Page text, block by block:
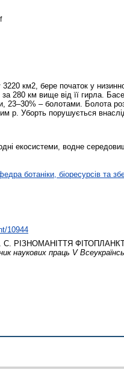
км2, бере початок у
280 км вище від її гирла.
23–30% – болотами. Болота
р. Уборть порушується
екосистеми, водне
ботаніки, біоресурсів та
10944
С. РІЗНОМАНІТТЯ
праць V